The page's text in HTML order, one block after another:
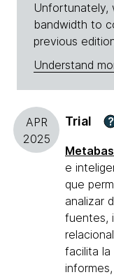
Unfortunately,
bandwidth to
previous
Understand
APR
2025
Trial ?
e
que
analizar
fuentes,
facilita la